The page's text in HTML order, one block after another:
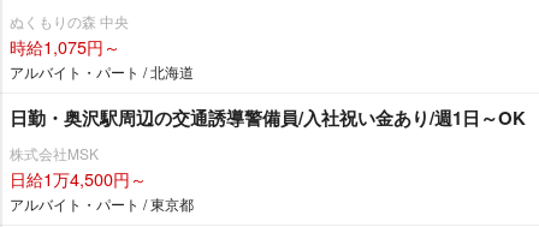
ぬくもりの森 中央
時給1,075円～
アルバイト・パート / 北海道
日勤・奥沢駅周辺の交通誘導警備員/入社祝い金あり/週1日～OK
株式会社MSK
日給1万4,500円～
アルバイト・パート / 東京都